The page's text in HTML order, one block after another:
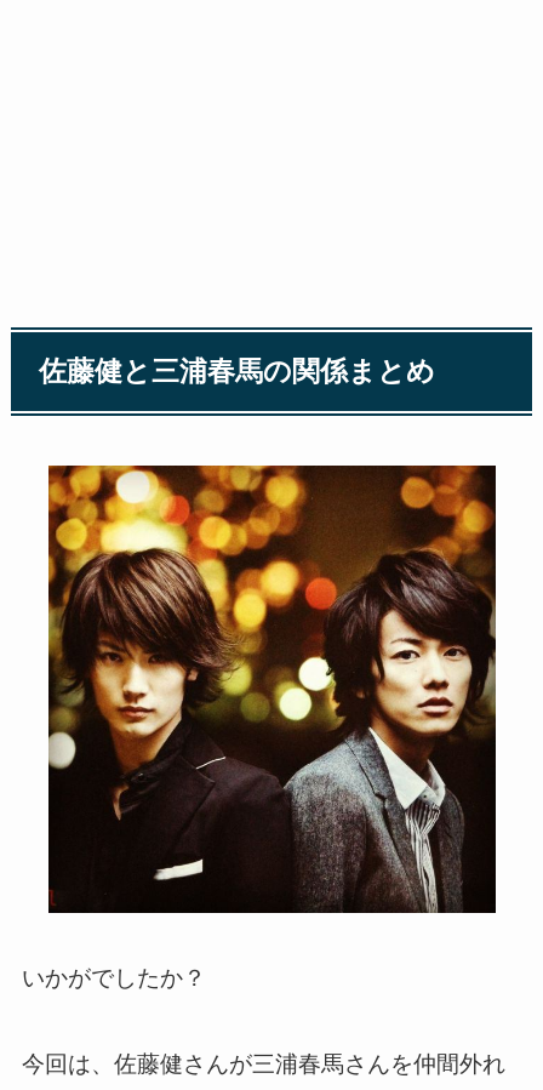
佐藤健と三浦春馬の関係まとめ
いかがでしたか？
今回は、佐藤健さんが三浦春馬さんを仲間外れ